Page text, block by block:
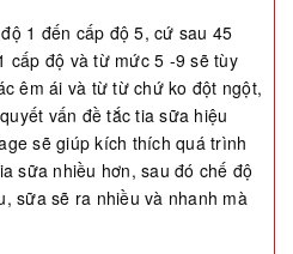
1 đến cấp độ 5, cứ sau 45
cấp độ và từ mức 5 -9 sẽ tùy
êm ái và từ từ chứ ko đột ngột,
vấn đề tắc tia sữa hiệu
sẽ giúp kích thích quá trình
sữa nhiều hơn, sau đó chế độ
sữa sẽ ra nhiều và nhanh mà